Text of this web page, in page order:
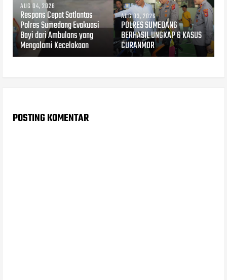
AUG 04, 2026
Respons Cepat Satlantas
Polres Sumedang Evakuasi
Bayi dari Ambulans yang
Mengalami Kecelakaan
AUG 03, 2026
POLRES SUMEDANG
BERHASIL UNGKAP 6 KASUS
CURANMOR
POSTING KOMENTAR